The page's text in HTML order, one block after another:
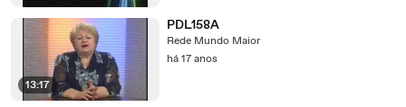
13:17
PDL158A
Rede Mundo Maior
há 17 anos